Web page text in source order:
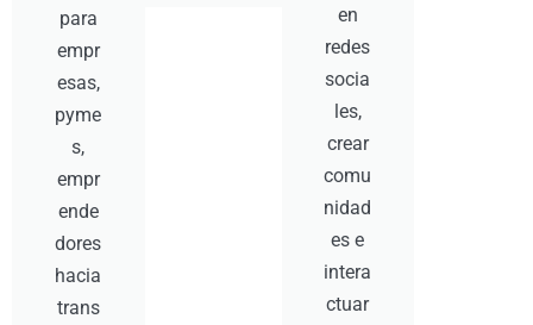
para
empr
esas,
pyme
s,
empr
ende
dores
hacia
trans
en
redes
socia
les,
crear
comu
nidad
es e
intera
ctuar